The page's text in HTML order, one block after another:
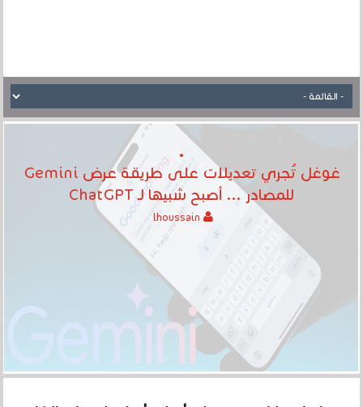
غوغل تُجري تعديلات على طريقة عرض Gemini
للمصادر ... أصبح شبيها لـ ChatGPT